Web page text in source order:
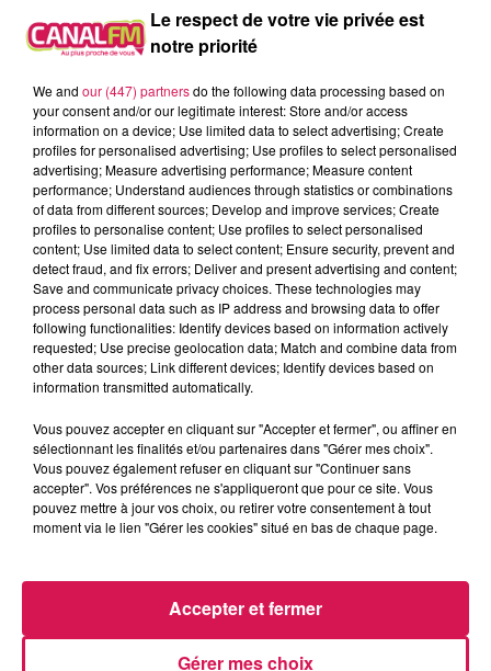
Canal fm
Geoffrey Deloux
La Ligne des Auditeurs
0:00 3 min 1 sec
13 janvier 2026 - 3 min 1 sec
13.01.2026 - LA GUERRE DE LA STAR AC CHEZ
Revivez les meilleurs moments de la Ligne des Auditeurs
Le respect de votre vie privée est
notre priorité
We and our (447) partnersdo the following data processing based on
your consent and/or our legitimate interest: Store and/or access
information on a device; Use limited data to select advertising; Create
profiles for personalised advertising; Use profiles to select personalised
advertising; Measure advertising performance; Measure content
performance; Understand audiences through statistics or combinations
of data from different sources; Develop and improve services; Create
profiles to personalise content; Use profiles to select personalised
content; Use limited data to select content; Ensure security, prevent and
detect fraud, and fix errors; Deliver and present advertising and content;
Save and communicate privacy choices. These technologies may
process personal data such as IP address and browsing data to offer
following functionalities: Identify devices based on information actively
requested; Use precise geolocation data; Match and combine data from
other data sources; Link different devices; Identify devices based on
information transmitted automatically.
Vous pouvez accepter en cliquant sur "Accepter et fermer", ou affiner en
sélectionnant les finalités et/ou partenaires dans "Gérer mes choix".
Vous pouvez également refuser en cliquant sur "Continuer sans
accepter". Vos préférences ne s'appliqueront que pour ce site. Vous
pouvez mettre à jour vos choix, ou retirer votre consentement à tout
moment via le lien "Gérer les cookies" situé en bas de chaque page.
Gérer mes choix
Accepter et fermer